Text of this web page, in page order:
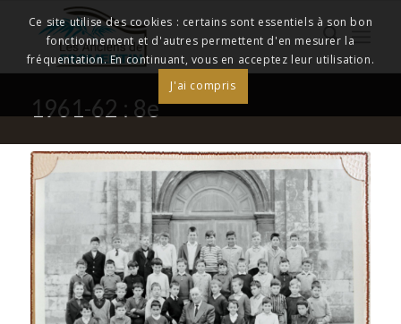
1961-62 : 8e
Ce site utilise des cookies : certains sont essentiels à son bon
fonctionnement et d'autres permettent d'en mesurer la
fréquentation. En continuant, vous en acceptez leur utilisation.
J'ai compris